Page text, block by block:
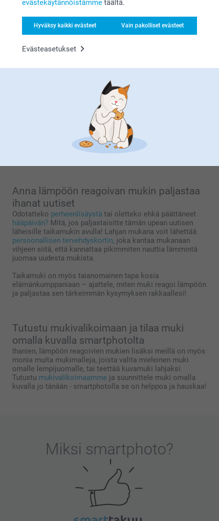
evästekäytännöistämme täältä.
Hyväksy kaikki evästeet Vain pakolliset evästeet
Evästeasetukset
(5 arvostelut) (3 arvostelut)
Vinkkejä ja niksejä
taikamukeihimme liittyen
Lämmöstä väriä vaihtava muki on nerokas
Tämähän on taikuutta! Kun kaadat lapsellesi kaakaota, ja
lämpöön reagoiva muki paljastaa pikkuhiljaa uudet värit ja
valokuvat, on se joka kerta yhtä ihmeellistä ja ihanaa. Väriä
vaihtava muki joka kätkee pinnan alle jonkin tärkeän
valokuvan on siksi täydellinen lahja lapselle! Taikamuki
ilahduttaa yhä uudestaan ja uudestaan – ja muista hankkia
Anna lämpöön reagoivan mukin paljastaa
ihanat uutiset
Odotatteko perheenlisäystä tai oletteko ehkä päättäneet
hääpäivän? Mitä, jos paljastaisitte tämän upean uutisen
läheisille taikamukin avulla! Lahjan mukana voit lähettää
persoonallisen tervehdyskortin, joka kantaa mukanaan
vihjeen siitä, että kannattaa pikimmiten nauttia lämmintä
juomaa uudesta mukista.
Taikamuki on myös taianomainen tapa kosia
elämänkumppaniaan – ajattele, miten muki reagoi lämpöön
ja paljastaa sen tärkeimmän kysymyksen rakkaallesi!
Tutustu mukivalikoimaan ja tilaa muki
omalla kuvalla smartphotolta
Ihanien, lämpöön reagoivien mukien lisäksi meillä on myös
monia muita mukimalleja, joista valita mieleinen muki
omalle lempijuomalle, tai teettää kuvamuki lahjaksi.
Tutustu mukivalikoimaamme ja suunnittele muki omalla
kuvalla jo tänään - smartphotolla se on helppoa ja hauskaa!
Miksi smartphoto?